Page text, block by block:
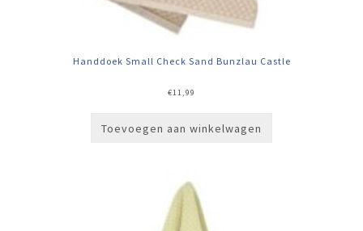
Handdoek Small Check Sand Bunzlau Castle
€11,99
Toevoegen aan winkelwagen